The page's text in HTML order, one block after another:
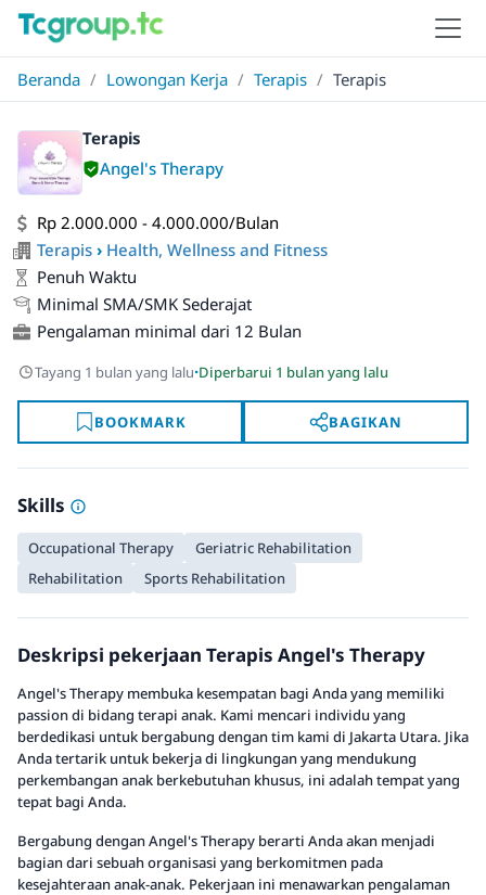
Beranda / Lowongan Kerja / Terapis / Terapis
Terapis
Angel's Therapy
Rp 2.000.000 - 4.000.000/Bulan
Terapis › Health, Wellness and Fitness
Penuh Waktu
Minimal SMA/SMK Sederajat
Pengalaman minimal dari 12 Bulan
Tayang 1 bulan yang lalu·Diperbarui 1 bulan yang lalu
BOOKMARK BAGIKAN
Skills
Occupational Therapy
Geriatric Rehabilitation
Rehabilitation
Sports Rehabilitation
Deskripsi pekerjaan Terapis Angel's Therapy
Angel's Therapy membuka kesempatan bagi Anda yang memiliki
passion di bidang terapi anak. Kami mencari individu yang
berdedikasi untuk bergabung dengan tim kami di Jakarta Utara. Jika
Anda tertarik untuk bekerja di lingkungan yang mendukung
perkembangan anak berkebutuhan khusus, ini adalah tempat yang
tepat bagi Anda.
Bergabung dengan Angel's Therapy berarti Anda akan menjadi
bagian dari sebuah organisasi yang berkomitmen pada
kesejahteraan anak-anak. Pekerjaan ini menawarkan pengalaman